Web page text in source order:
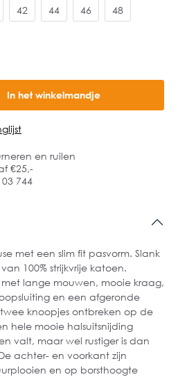
42 44 46 48
In het winkelmandje
en ruilen
€25,-
744
met een slim fit pasvorm. Slank
100% strijkvrije katoen.
met lange mouwen, mooie kraag,
en een afgeronde
knoopjes ontbreken op de
hele mooie halsuitsnijding
valt, maar wel rustiger is dan
achter- en voorkant zijn
en op borsthoogte